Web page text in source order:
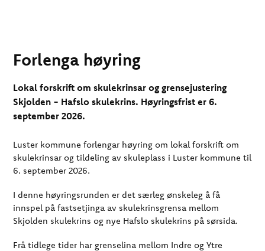
Forlenga høyring
Lokal forskrift om skulekrinsar og grensejustering
Skjolden - Hafslo skulekrins. Høyringsfrist er 6.
september 2026.
Luster kommune forlengar høyring om lokal forskrift om
skulekrinsar og tildeling av skuleplass i Luster kommune til
6. september 2026.
I denne høyringsrunden er det særleg ønskeleg å få
innspel på fastsetjinga av skulekrinsgrensa mellom
Skjolden skulekrins og nye Hafslo skulekrins på sørsida.
Frå tidlege tider har grenselina mellom Indre og Ytre